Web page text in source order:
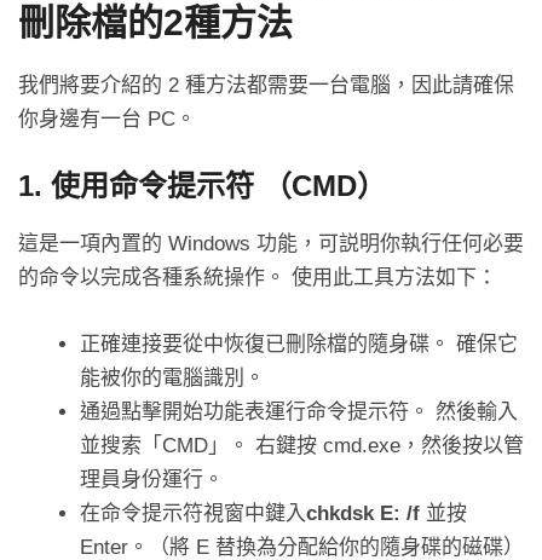
刪除檔的2種方法
我們將要介紹的 2 種方法都需要一台電腦，因此請確保
你身邊有一台 PC。
1. 使用命令提示符 （CMD）
這是一項內置的 Windows 功能，可説明你執行任何必要
的命令以完成各種系統操作。 使用此工具方法如下：
正確連接要從中恢復已刪除檔的隨身碟。 確保它
能被你的電腦識別。
通過點擊開始功能表運行命令提示符。 然後輸入
並搜索「CMD」。 右鍵按 cmd.exe，然後按以管
理員身份運行。
在命令提示符視窗中鍵入chkdsk E: /f 並按
Enter。（將 E 替換為分配給你的隨身碟的磁碟）